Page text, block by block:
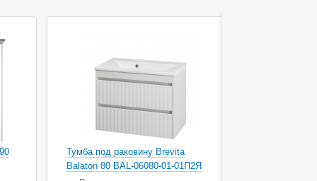
Тумба под раковину Brevita
Balaton 80 BAL-06080-01-01П2Я